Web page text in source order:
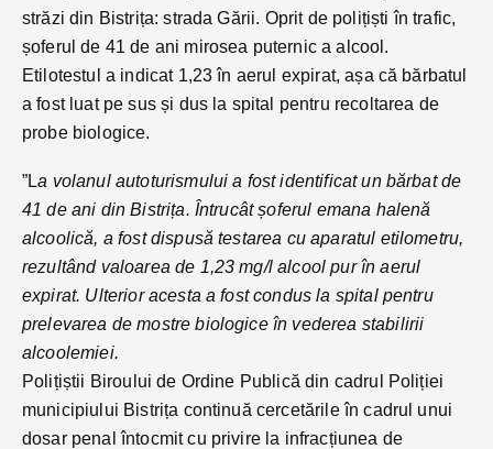
străzi din Bistrița: strada Gării. Oprit de polițiști în trafic,
șoferul de 41 de ani mirosea puternic a alcool.
Etilotestul a indicat 1,23 în aerul expirat, așa că bărbatul
a fost luat pe sus și dus la spital pentru recoltarea de
probe biologice.
”La volanul autoturismului a fost identificat un bărbat de
41 de ani din Bistrița. Întrucât șoferul emana halenă
alcoolică, a fost dispusă testarea cu aparatul etilometru,
rezultând valoarea de 1,23 mg/l alcool pur în aerul
expirat. Ulterior acesta a fost condus la spital pentru
prelevarea de mostre biologice în vederea stabilirii
alcoolemiei.
Polițiștii Biroului de Ordine Publică din cadrul Poliției
municipiului Bistrița continuă cercetările în cadrul unui
dosar penal întocmit cu privire la infracțiunea de